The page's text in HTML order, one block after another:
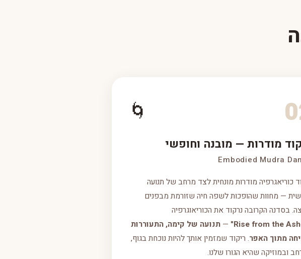
🌀
מודרות — מובנה וחופשי
Embodied Mudra
כוריאגרפיה מודרות מונחית לצד מרחב של תנועה
— מחוות שהופכות לשפה חיה שזורמת מבפנים
בסדנה הקרובה נרקוד את הכוריאוגרפיה
—תנועה של קימה, התעוררות
מתוך האפר. ריקוד שמזמין אותך להיות נוכחת בגוף,
ובמוזיקה שהיא הגורו שלנו.